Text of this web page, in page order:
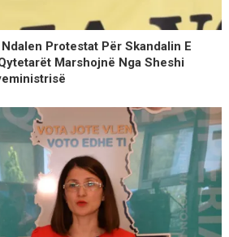
Protestat Për Skandalin E
Marshojnë Nga Sheshi